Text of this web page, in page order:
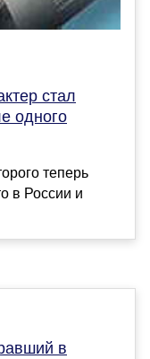
стал
одного
теперь
в России и
в